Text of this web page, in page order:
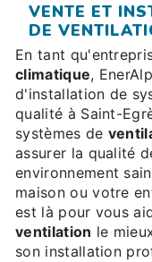
VENTE ET
DE
En tant
climatique,
d'installation de
qualité à Saint-
systèmes de
assurer la qualité
environnement
maison ou votre
est là pour vous
ventilation le
son installation